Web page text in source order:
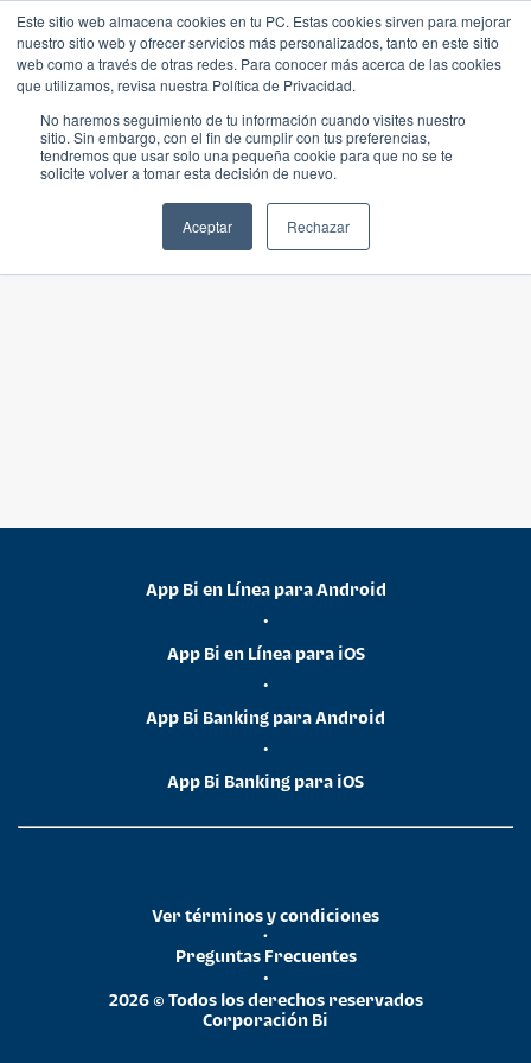
Este sitio web almacena cookies en tu PC. Estas cookies sirven para mejorar
nuestro sitio web y ofrecer servicios más personalizados, tanto en este sitio
web como a través de otras redes. Para conocer más acerca de las cookies
que utilizamos, revisa nuestra Política de Privacidad.
No haremos seguimiento de tu información cuando visites nuestro
sitio. Sin embargo, con el fin de cumplir con tus preferencias,
tendremos que usar solo una pequeña cookie para que no se te
solicite volver a tomar esta decisión de nuevo.
Aceptar Rechazar
App Bi en Línea para Android
•
App Bi en Línea para iOS
•
App Bi Banking para Android
•
App Bi Banking para iOS
2026 © Todos los derechos reservados
Corporación Bi
•
Preguntas Frecuentes
•
Ver términos y condiciones